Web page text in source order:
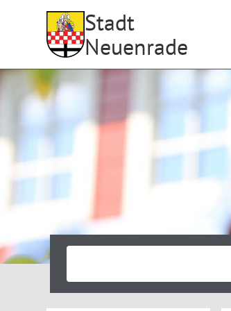
Stadt
Neuenrade